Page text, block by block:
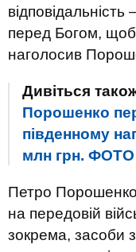
перед Богом, щоб
наголосив
Дивіться
Порошенко
південному
млн грн. ФОТО
Петро
на передовій
зокрема, засоби